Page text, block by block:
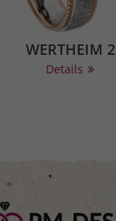
WERTHEIM 2
Details